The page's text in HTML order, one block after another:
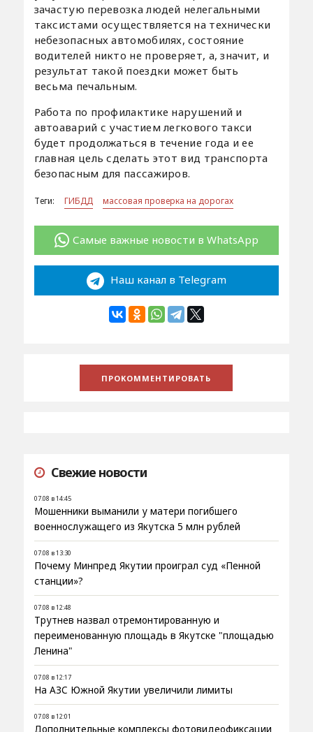
зачастую перевозка людей нелегальными
таксистами осуществляется на технически
небезопасных автомобилях, состояние
водителей никто не проверяет, а, значит, и
результат такой поездки может быть
весьма печальным.
Работа по профилактике нарушений и
автоаварий с участием легкового такси
будет продолжаться в течение года и ее
главная цель сделать этот вид транспорта
безопасным для пассажиров.
Теги: ГИБДД массовая проверка на дорогах
Самые важные новости в WhatsApp
Наш канал в Telegram
Свежие новости
07.08 в 14:45
Мошенники выманили у матери погибшего
военнослужащего из Якутска 5 млн рублей
07.08 в 13:30
Почему Минпред Якутии проиграл суд «Пенной
станции»?
07.08 в 12:48
Трутнев назвал отремонтированную и
переименованную площадь в Якутске "площадью
Ленина"
07.08 в 12:17
На АЗС Южной Якутии увеличили лимиты
07.08 в 12:01
Дополнительные комплексы фотовидеофиксации